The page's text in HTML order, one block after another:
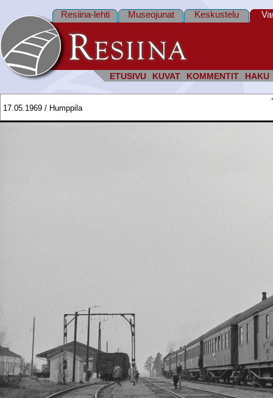
ETUSIVU KUVAT KOMMENTIT HAKU
Resiina-lehti Museojunat Keskustelu
17.05.1969 / Humppila